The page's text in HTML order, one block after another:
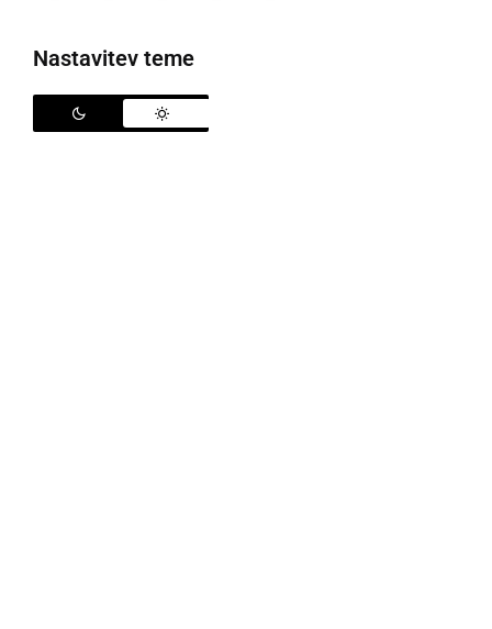
Nastavitev teme